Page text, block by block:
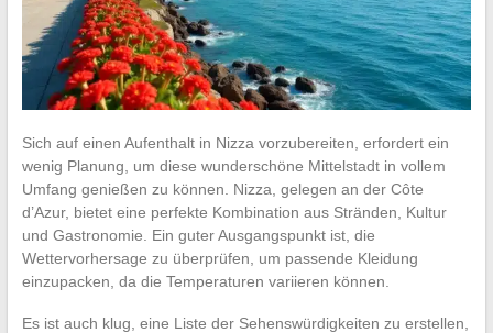
Sich auf einen Aufenthalt in Nizza vorzubereiten, erfordert ein
wenig Planung, um diese wunderschöne Mittelstadt in vollem
Umfang genießen zu können. Nizza, gelegen an der Côte
d’Azur, bietet eine perfekte Kombination aus Stränden, Kultur
und Gastronomie. Ein guter Ausgangspunkt ist, die
Wettervorhersage zu überprüfen, um passende Kleidung
einzupacken, da die Temperaturen variieren können.
Es ist auch klug, eine Liste der Sehenswürdigkeiten zu erstellen,